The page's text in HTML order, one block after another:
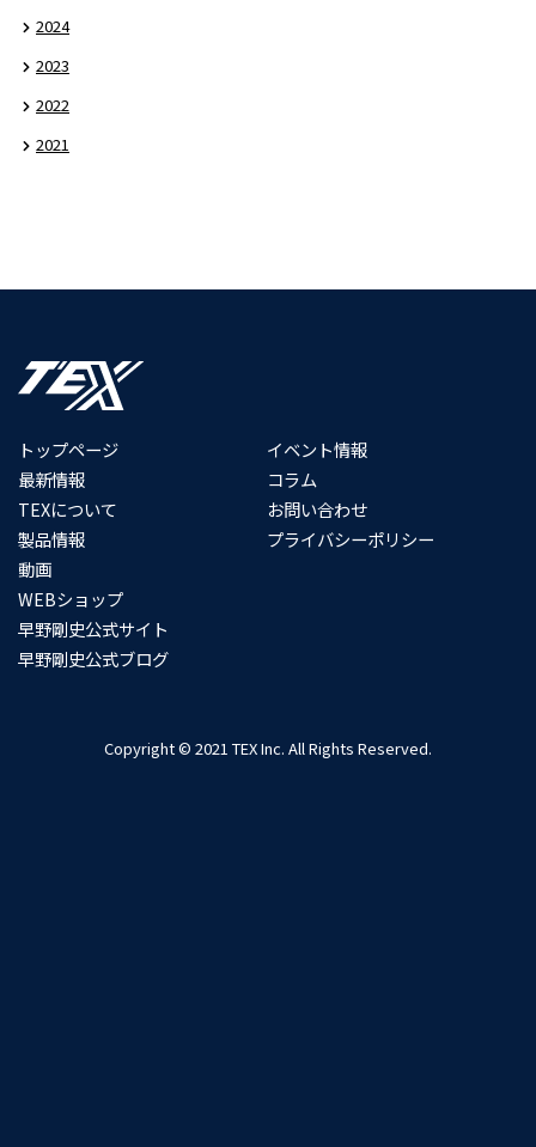
2024
2023
2022
2021
トップページ
最新情報
TEXについて
製品情報
動画
イベント情報
コラム
お問い合わせ
プライバシーポリシー
WEBショップ
早野剛史公式サイト
早野剛史公式ブログ
Copyright © 2021 TEX Inc. All Rights Reserved.